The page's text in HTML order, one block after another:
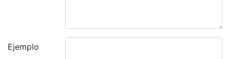
Ejemplo